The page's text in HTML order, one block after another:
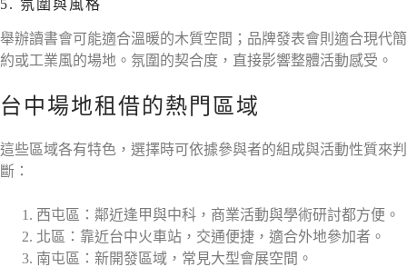
5. 氛圍與風格
舉辦讀書會可能適合溫暖的木質空間；品牌發表會則適合現代簡
約或工業風的場地。氛圍的契合度，直接影響整體活動感受。
台中場地租借的熱門區域
這些區域各有特色，選擇時可依據參與者的組成與活動性質來判
斷：
西屯區：鄰近逢甲與中科，商業活動與學術研討都方便。
北區：靠近台中火車站，交通便捷，適合外地參加者。
南屯區：新開發區域，常見大型會展空間。